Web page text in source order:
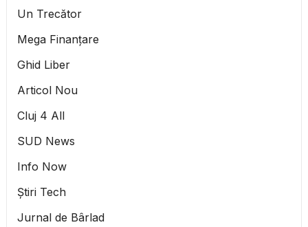
Un Trecător
Mega Finanțare
Ghid Liber
Articol Nou
Cluj 4 All
SUD News
Info Now
Știri Tech
Jurnal de Bârlad